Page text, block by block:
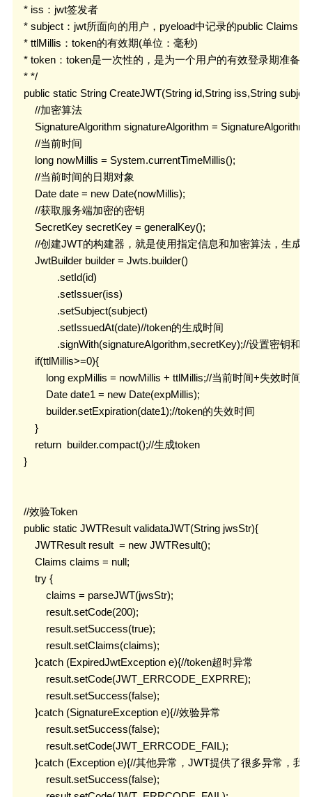
    * iss：jwt签发者
* subject：jwt所面向的用户，pyeload中记录的public Claims
    * ttlMillis：token的有效期(单位：毫秒)
* token：token是一次性的，是为一个用户的有效登录期准备
    * */
public static String CreateJWT(String id,String iss,String
        //加密算法
SignatureAlgorithm signatureAlgorithm =
        //当前时间
        long nowMillis = System.currentTimeMillis();
        //当前时间的日期对象
        Date date = new Date(nowMillis);
        //获取服务端加密的密钥
        SecretKey secretKey = generalKey();
//创建JWT的构建器，就是使用指定信息和加密算法，生成
        JwtBuilder builder = Jwts.builder()
                .setId(id)
                .setIssuer(iss)
                .setSubject(subject)
                .setIssuedAt(date)//token的生成时间
.signWith(signatureAlgorithm,secretKey);//设置密钥和
        if(ttlMillis>=0){
            long expMillis = nowMillis + ttlMillis;//当前时间+失效时间
            Date date1 = new Date(expMillis);
            builder.setExpiration(date1);//token的失效时间
        }
        return  builder.compact();//生成token
    }
    //效验Token
    public static JWTResult validataJWT(String jwsStr){
        JWTResult result  = new JWTResult();
        Claims claims = null;
        try {
            claims = parseJWT(jwsStr);
            result.setCode(200);
            result.setSuccess(true);
            result.setClaims(claims);
        }catch (ExpiredJwtException e){//token超时异常
            result.setCode(JWT_ERRCODE_EXPRRE);
            result.setSuccess(false);
        }catch (SignatureException e){//效验异常
            result.setSuccess(false);
            result.setCode(JWT_ERRCODE_FAIL);
}catch (Exception e){//其他异常，JWT提供了很多异常，
            result.setSuccess(false);